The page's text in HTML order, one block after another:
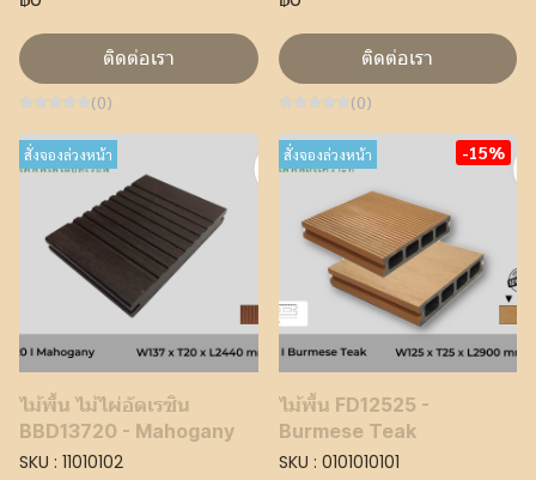
ติดต่อเรา
(0)
ติดต่อเรา
(0)
สั่งจองล่วงหน้า
ไม้พื้น ไม้ไผ่อัดเรซิน
BBD13720 - Mahogany
SKU : 11010102
สั่งจองล่วงหน้า -15%
ไม้พื้น FD12525 -
Burmese Teak
SKU : 0101010101